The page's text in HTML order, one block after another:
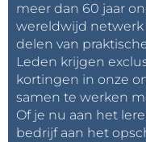
meer dan 60 jaar
wereldwijd
delen van
Leden krijgen
kortingen in onze
samen te werken
Of je nu aan het
bedrijf aan het